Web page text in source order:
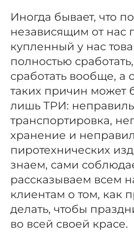
Иногда бывает, что по
независящим от нас
купленный у нас
полностью
сработать вообще, а
таких причин может
лишь ТРИ:
транспортировка,
хранение и
пиротехнических
знаем, сами
рассказываем всем
клиентам о том, как
делать, чтобы
во всей своей красе.